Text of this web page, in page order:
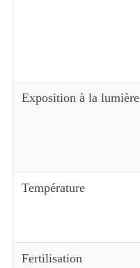
Exposition à la lumière
Température
Fertilisation